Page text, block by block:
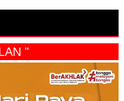
" IKLAN "